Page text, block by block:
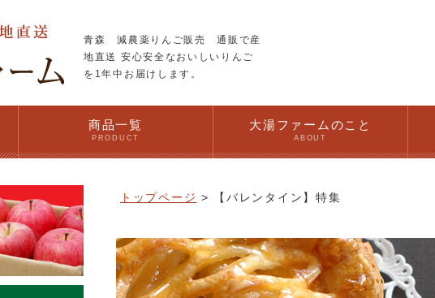
青森 減農薬りんご販売 通販で産
地直送 安心安全なおいしいりんご
を1年中お届けします。
商品一覧
PRODUCT
大湯ファームのこと
ABOUT
トップページ 【バレンタイン】特集